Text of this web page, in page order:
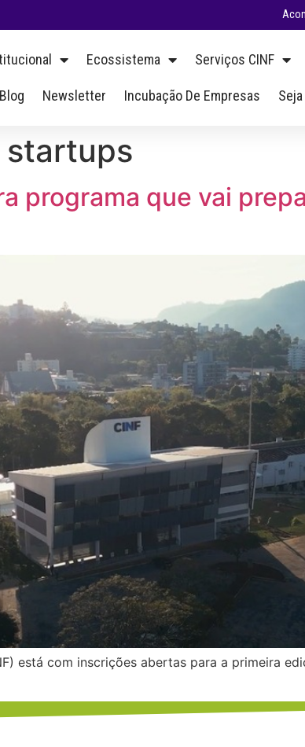
Ecossistema Serviços CINF
Blog Newsletter Incubação De Empresas Seja
startups
programa que vai
está com inscrições abertas para a primeira